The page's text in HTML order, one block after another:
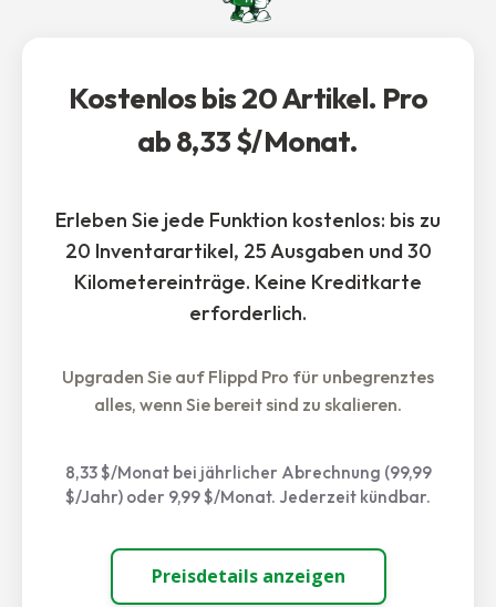
Kostenlos bis 20 Artikel. Pro
ab 8,33 $/Monat.
Erleben Sie jede Funktion kostenlos: bis zu
20 Inventarartikel, 25 Ausgaben und 30
Kilometereinträge. Keine Kreditkarte
erforderlich.
Upgraden Sie auf Flippd Pro für unbegrenztes
alles, wenn Sie bereit sind zu skalieren.
8,33 $/Monat bei jährlicher Abrechnung (99,99
$/Jahr) oder 9,99 $/Monat. Jederzeit kündbar.
Preisdetails anzeigen